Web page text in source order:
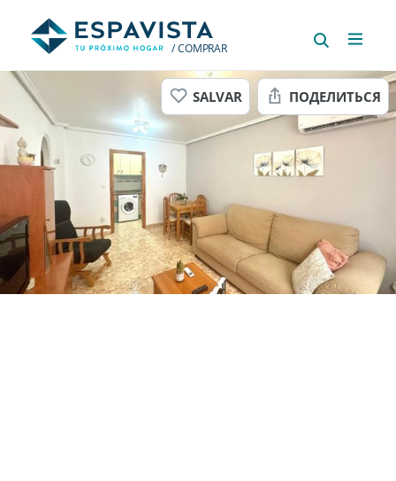
/ COMPRAR
SALVAR ПОДЕЛИТЬСЯ